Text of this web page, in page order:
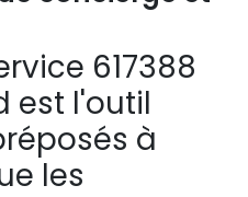
617388
est l'outil
à
les